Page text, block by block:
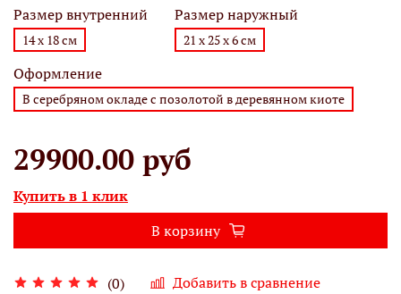
(0) Добавить в сравнение
Размер внутренний
14 х 18 см
Размер наружный
21 х 25 х 6 см
Оформление
В серебряном окладе с позолотой в деревянном киоте
29900.00 руб
Купить в 1 клик
В корзину